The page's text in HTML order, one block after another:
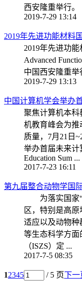
西安隆重举行。
2019-7-29 13:14
2019年先进功能材料
2019年先进功能
Advanced
中国西安隆重举
2019-7-29 13:13
中国计算机学会举办
聚焦计算机本
机教育峰会为
质量，7月21日
举办首届未来计
Education Sum ...
2017-7-23 16:11
第九届整合动物学国
为落实国家“
区，特别是高
适应以及动物
等生态科学方
（ISZS）定 ...
2017-7-5 08:35
12345 / 5 页下一